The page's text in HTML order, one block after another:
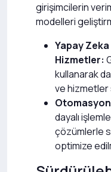
girişimcilerin
modelleri
Yapay Zeka
Hizmetler:
kullanarak
ve hizmetler
dayalı
çözümlerle
optimize